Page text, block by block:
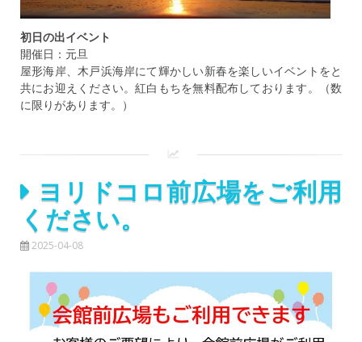
初日の出イベント
開催日：元旦
屋形海岸、木戸浜海岸にて輝かしい新春を楽しいイベントをと
共にお迎えください。紅白もちを無料配布しております。（数
に限りがあります。）
ヨリドコロ前広場をご利用
ください。
2025-04-08